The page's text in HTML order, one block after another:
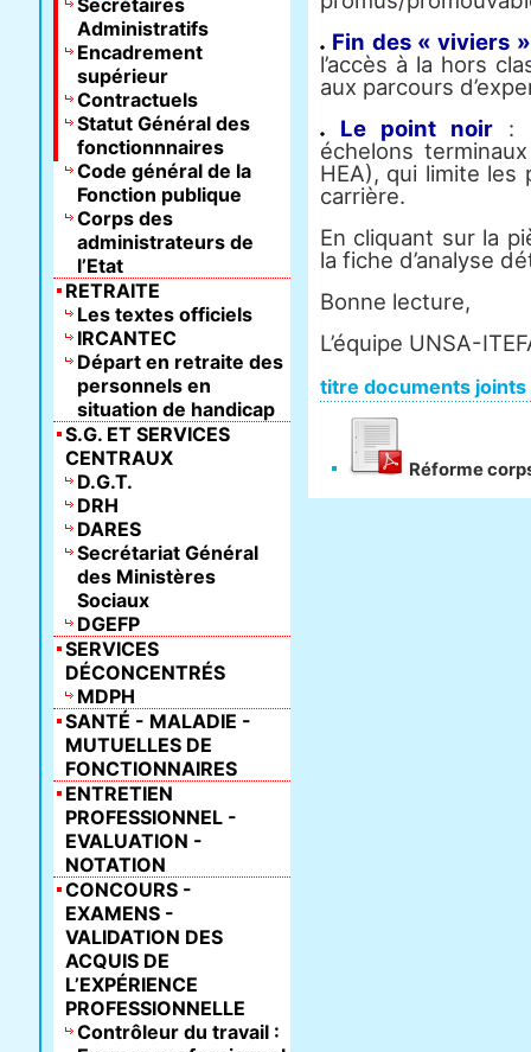
Fin des « viviers »
l’accès à la hors
aux parcours
Le point noir :
échelons
HEA), qui limite les
carrière.
En cliquant sur la
la fiche d’analyse
Bonne lecture,
L’équipe UNSA-
titre documents joints
Réforme
Secrétaires
Administratifs
Encadrement
supérieur
Contractuels
Statut Général des
fonctionnnaires
Code général de la
Fonction publique
Corps des
administrateurs de
l’Etat
RETRAITE
Les textes officiels
IRCANTEC
Départ en retraite des
personnels en
situation de handicap
S.G. ET SERVICES
CENTRAUX
D.G.T.
DRH
DARES
Secrétariat Général
des Ministères
Sociaux
DGEFP
SERVICES
DÉCONCENTRÉS
MDPH
SANTÉ - MALADIE -
MUTUELLES DE
FONCTIONNAIRES
ENTRETIEN
PROFESSIONNEL -
EVALUATION -
NOTATION
CONCOURS -
EXAMENS -
VALIDATION DES
ACQUIS DE
L’EXPÉRIENCE
PROFESSIONNELLE
Contrôleur du travail :